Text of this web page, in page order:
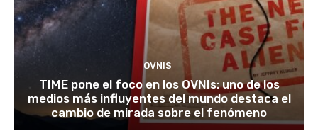
OVNIS
TIME pone el foco en los OVNIs: uno de los
medios más influyentes del mundo destaca el
cambio de mirada sobre el fenómeno